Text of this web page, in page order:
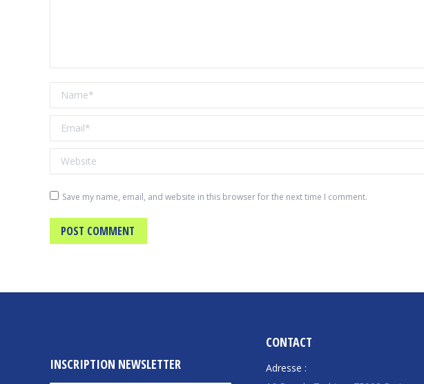
Name *
Email *
Website
Save my name, email, and website in this browser for the next time I comment.
POST COMMENT
INSCRIPTION NEWSLETTER
CONTACT
Adresse :